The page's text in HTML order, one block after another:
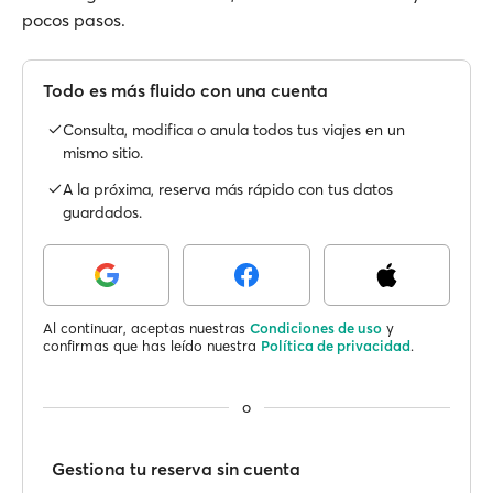
pocos pasos.
Todo es más fluido con una cuenta
Consulta, modifica o anula todos tus viajes en un
mismo sitio.
A la próxima, reserva más rápido con tus datos
guardados.
Al continuar, aceptas nuestras Condiciones de uso y
confirmas que has leído nuestra Política de privacidad.
o
Gestiona tu reserva sin cuenta